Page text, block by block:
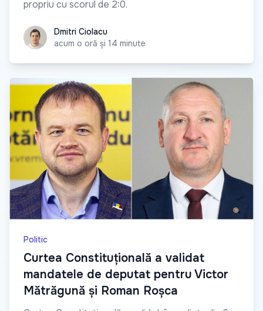
propriu cu scorul de 2:0.
Dmitri Ciolacu
Dmitri Ciolacu
acum o oră și 14 minute
Politic
Curtea Constituțională a validat
mandatele de deputat pentru Victor
Mătrăgună și Roman Roșca